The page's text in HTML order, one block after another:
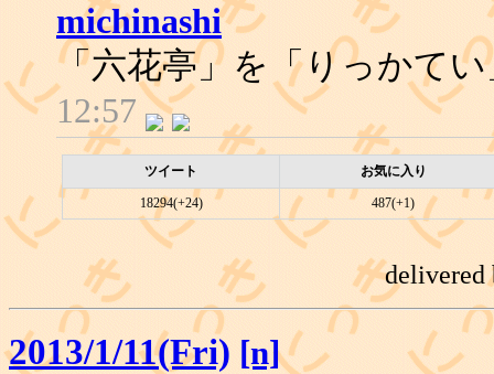
michinashi
「六花亭」を「りっかて
12:57
ツイート お気に入り
18294(+24) 487(+1)
2013/1/11(Fri) [n]